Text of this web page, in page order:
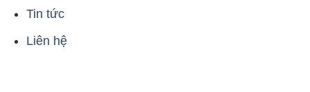
Tin tức
Liên hệ